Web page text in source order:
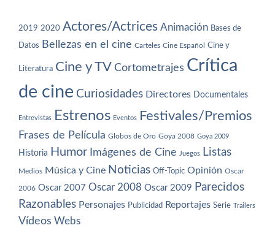
2019 2020 Actores/Actrices Animación Bases de
Datos Bellezas en el cine Carteles Cine Español Cine y
Literatura Cine y TV Cortometrajes Crítica
de cine Curiosidades Directores Documentales
Entrevistas Estrenos Eventos Festivales/Premios
Frases de Película Globos de Oro Goya 2008 Goya 2009
Historia Humor Imágenes de Cine Juegos Listas
Medios Música y Cine Noticias Off-Topic Opinión Oscar
2006 Oscar 2007 Oscar 2008 Oscar 2009 Parecidos
Razonables Personajes Publicidad Reportajes Serie Trailers
Vídeos Webs